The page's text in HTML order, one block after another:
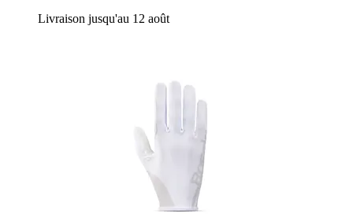
Livraison jusqu'au 12 août